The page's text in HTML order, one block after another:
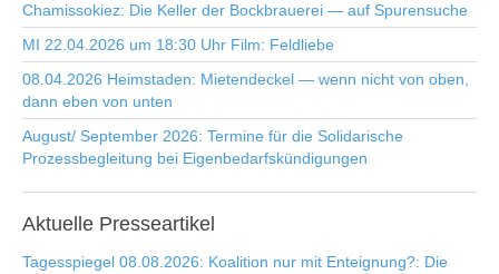
Chamissokiez: Die Keller der Bockbrauerei — auf Spurensuche
MI 22.04.2026 um 18:30 Uhr Film: Feldliebe
08.04.2026 Heimstaden: Mietendeckel — wenn nicht von oben,
dann eben von unten
August/ September 2026: Termine für die Solidarische
Prozessbegleitung bei Eigenbedarfskündigungen
Aktuelle Presseartikel
Tagesspiegel 08.08.2026: Koalition nur mit Enteignung?: Die